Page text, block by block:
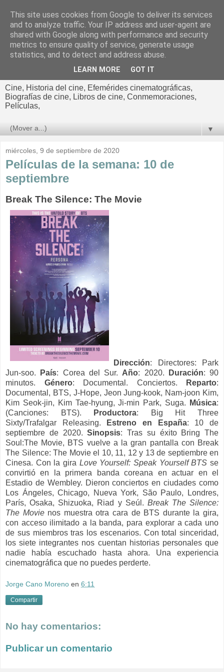
El cultural
cinematográfico de Jorge
Cine, Historia del cine, Efemérides cinematográficas,
Biografías de cine, Libros de cine, Conmemoraciones,
Películas,
▼
miércoles, 9 de septiembre de 2020
Películas de la semana: 10 de
septiembre
Break The Silence: The Movie
Dirección: Directores: Park
Jun-soo.
País: Corea del Sur. Año: 2020. Duración: 90
minutos. Género: Documental. Conciertos. Reparto:
Documental, BTS, J-Hope, Jeon Jung-kook, Nam-joon Kim,
Kim Seok-jin, Kim Tae-hyung, Ji-min Park, Suga.
Música:
(Canciones: BTS).
Productora: Big Hit Three
Sixty/Trafalgar Releasing.
Estreno en España: 10 de
septiembre de 2020.Sinopsis: Tras su éxito Bring The
Soul:The Movie, BTS vuelve a la gran pantalla con Break
The Silence: The Movie el 10, 11, 12 y 13 de septiembre en
Cinesa. Con la gira Love Yourself: Speak Yourself BTS se
convirtió en la primera banda coreana en actuar en el
Estadio de Wembley. Dieron conciertos en ciudades como
Los Ángeles, Chicago, Nueva York, São Paulo, Londres,
París, Osaka, Shizuoka, Riad y Seúl. Break The Silence:
The Movienos muestra otra cara de BTS durante la gira,
con acceso ilimitado a la banda, para explorar a cada uno
de sus miembros tras los escenarios. Con total sinceridad,
los siete integrantes nos cuentan historias personales que
nadie había escuchado hasta ahora. Una experiencia
cinematográfica que no puedes perderte.
Jorge Cano Moreno en 6:11
Compartir
No hay comentarios:
Publicar un comentario
This site uses cookies from Google to deliver its services
and to analyze traffic. Your IP address and user-agent are
shared with Google along with performance and security
metrics to ensure quality of service, generate usage
statistics, and to detect and address abuse.
LEARN MORE GOT IT